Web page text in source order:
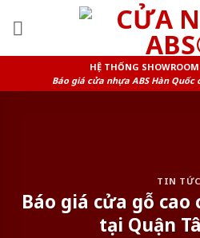
HỆ THỐNG
Báo giá cửa nhựa ABS Hàn
TIN TỨC
Báo giá cửa gỗ cao
tại Quận